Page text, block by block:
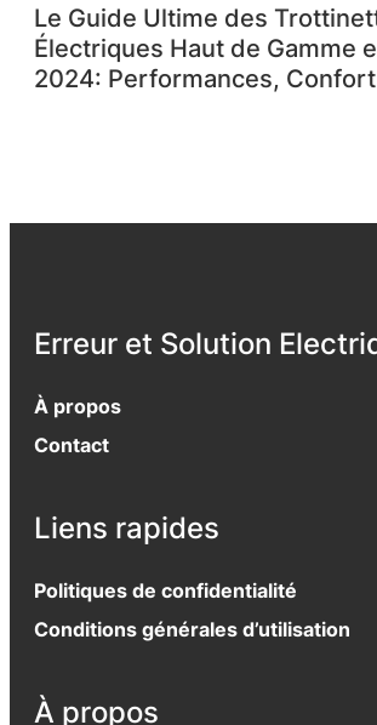
Le Guide Ultime des
Électriques Haut de Gamme
2024: Performances,
Erreur et Solution
À propos
Contact
Liens rapides
Politiques de confidentialité
Conditions générales d’utilisation
À propos